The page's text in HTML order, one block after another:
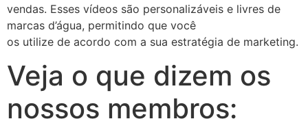
vendas. Esses vídeos são personalizáveis e livres de
marcas d’água, permitindo que você
os utilize de acordo com a sua estratégia de marketing.
Veja o que dizem os
nossos membros: